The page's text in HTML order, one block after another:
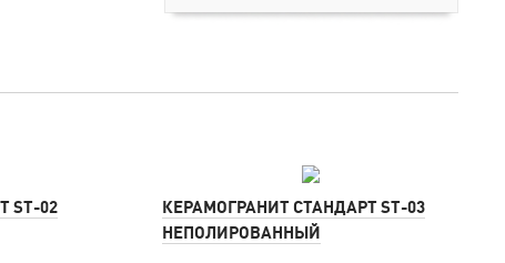
ST-02
КЕРАМОГРАНИТ СТАНДАРТ ST-03
НЕПОЛИРОВАННЫЙ